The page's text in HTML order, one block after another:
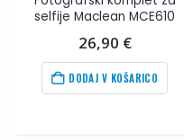
selfije Maclean MCE610
26,90 €
DODAJ V KOŠARICO